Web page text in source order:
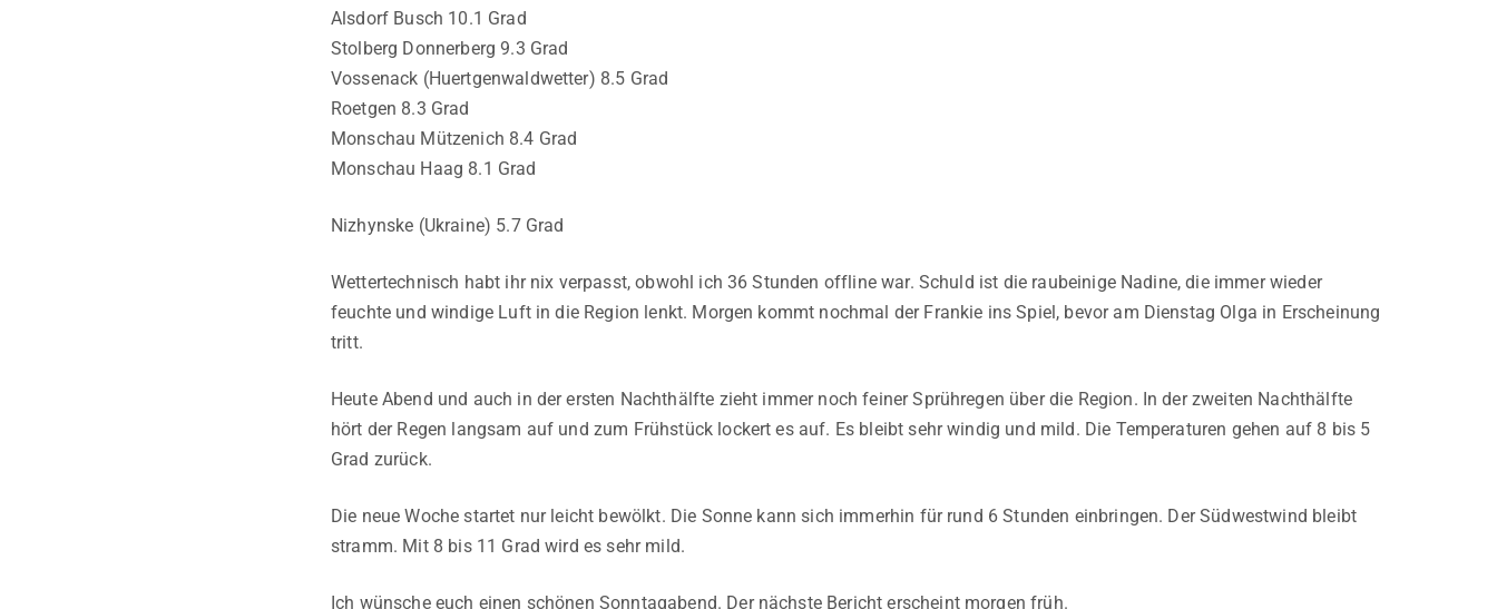
Alsdorf Busch 10.1 Grad
Stolberg Donnerberg 9.3 Grad
Vossenack (Huertgenwaldwetter) 8.5 Grad
Roetgen 8.3 Grad
Monschau Mützenich 8.4 Grad
Monschau Haag 8.1 Grad
Nizhynske (Ukraine) 5.7 Grad
Wettertechnisch habt ihr nix verpasst, obwohl ich 36 Stunden offline war. Schuld ist die raubeinige Nadine, die immer wieder
feuchte und windige Luft in die Region lenkt. Morgen kommt nochmal der Frankie ins Spiel, bevor am Dienstag Olga in Erscheinung
tritt.
Heute Abend und auch in der ersten Nachthälfte zieht immer noch feiner Sprühregen über die Region. In der zweiten Nachthälfte
hört der Regen langsam auf und zum Frühstück lockert es auf. Es bleibt sehr windig und mild. Die Temperaturen gehen auf 8 bis 5
Grad zurück.
Die neue Woche startet nur leicht bewölkt. Die Sonne kann sich immerhin für rund 6 Stunden einbringen. Der Südwestwind bleibt
stramm. Mit 8 bis 11 Grad wird es sehr mild.
Ich wünsche euch einen schönen Sonntagabend. Der nächste Bericht erscheint morgen früh.